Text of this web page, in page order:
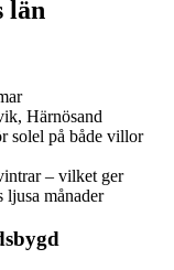
län
Härnösand
solel på både villor
– vilket ger
ljusa månader